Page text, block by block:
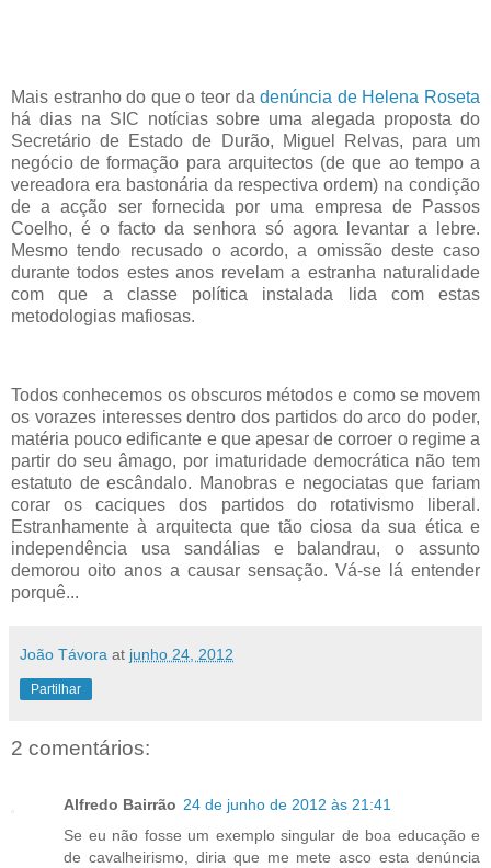
Mais estranho do que o teor dadenúncia de Helena Roseta
há dias na SIC notícias sobre uma alegada proposta do
Secretário de Estado de Durão, Miguel Relvas, para um
negócio de formação para arquitectos (de que ao tempo a
vereadora era bastonária da respectiva ordem) na condição
de a acção ser fornecida por uma empresa de Passos
Coelho, é o facto da senhora só agora levantar a lebre.
Mesmo tendo recusado o acordo, a omissão deste caso
durante todos estes anos revelam a estranha naturalidade
com que a classe política instalada lida com estas
metodologias mafiosas.
Todos conhecemos os obscuros métodos e como se movem
os vorazes interesses dentro dos partidos do arco do poder,
matéria pouco edificante e que apesar de corroer o regime a
partir do seu âmago, por imaturidade democrática não tem
estatuto de escândalo. Manobras e negociatas que fariam
corar os caciques dos partidos do rotativismo liberal.
Estranhamente à arquitecta que tão ciosa da sua ética e
independência usa sandálias e balandrau, o assunto
demorou oito anos a causar sensação. Vá-se lá entender
porquê...
João Távora at junho 24, 2012
Partilhar
2 comentários:
Alfredo Bairrão 24 de junho de 2012 às 21:41
Se eu não fosse um exemplo singular de boa educação e
de cavalheirismo, diria que me mete asco esta denúncia